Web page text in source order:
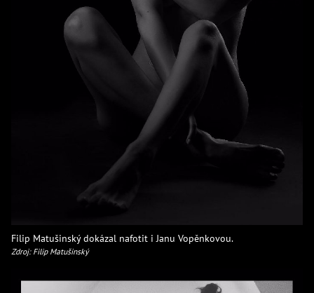
Filip Matušinský dokázal nafotit i Janu Vopěnkovou.
Zdroj: Filip Matušinský